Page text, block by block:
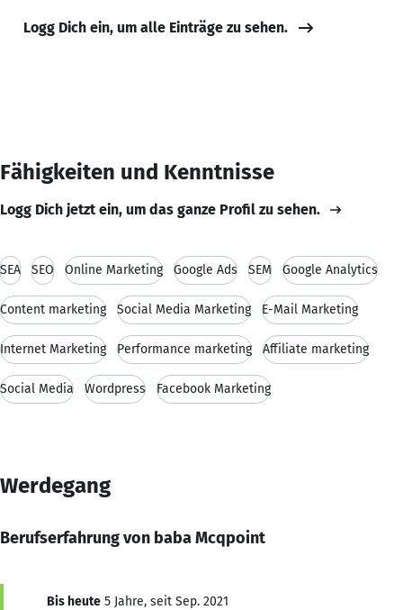
Logg Dich ein, um alle Einträge zu sehen.
Fähigkeiten und Kenntnisse
Logg Dich jetzt ein, um das ganze Profil zu sehen.
SEA SEO Online Marketing Google Ads SEM Google Analytics
Content marketing Social Media Marketing E-Mail Marketing
Internet Marketing Performance marketing Affiliate marketing
Social Media Wordpress Facebook Marketing
Werdegang
Berufserfahrung von baba Mcqpoint
Bis heute 5 Jahre, seit Sep. 2021